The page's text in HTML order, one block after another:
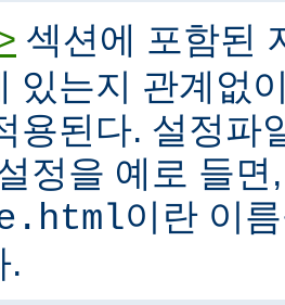
섹션에 포함된
있는지 관계없
용된다. 설정파
정을 예로 들
이란 이
.